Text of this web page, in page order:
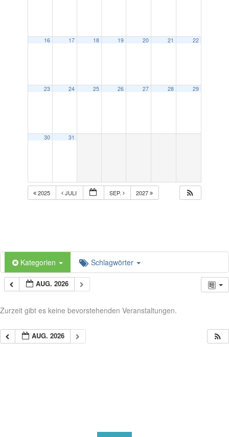
16 17 18 19 20 21 22
23 24 25 26 27 28 29
30 31
2025 JULI SEP. 2027
Kategorien Schlagwörter
AUG. 2026
Zurzeit gibt es keine bevorstehenden Veranstaltungen.
AUG. 2026